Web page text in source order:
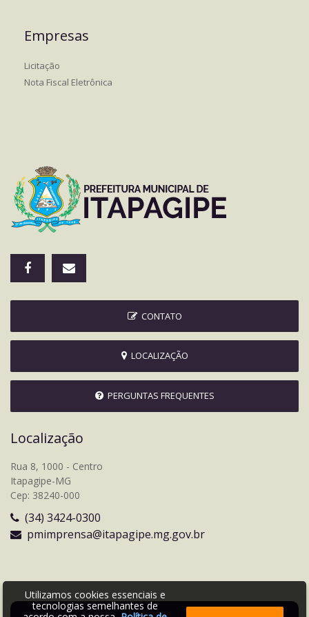
Empresas
Licitação
Nota Fiscal Eletrônica
CONTATO
LOCALIZAÇÃO
PERGUNTAS FREQUENTES
Localização
Rua 8, 1000 - Centro
Itapagipe-MG
Cep: 38240-000
(34) 3424-0300
pmimprensa@itapagipe.mg.gov.br
Utilizamos cookies essenciais e
tecnologias semelhantes de